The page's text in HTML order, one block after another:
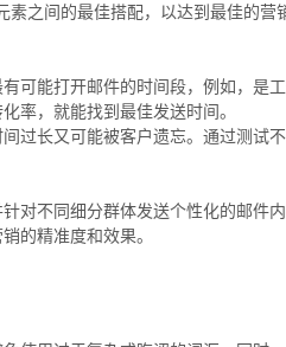
之间的最佳搭配，以达到最佳的营
可能打开邮件的时间段，例如，是
率，就能找到最佳发送时间。
过长又可能被客户遗忘。通过测试
对不同细分群体发送个性化的邮件
的精准度和效果。